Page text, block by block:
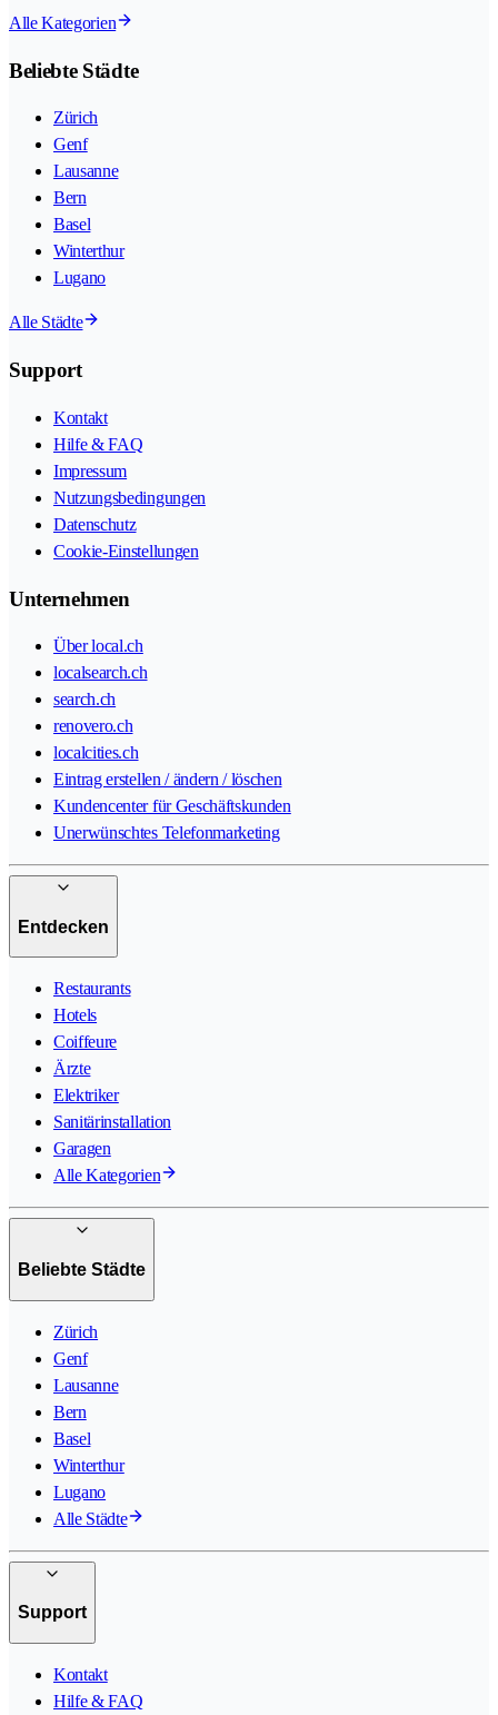
Alle Kategorien
Beliebte Städte
Zürich
Genf
Lausanne
Bern
Basel
Winterthur
Lugano
Alle Städte
Support
Kontakt
Hilfe & FAQ
Impressum
Nutzungsbedingungen
Datenschutz
Cookie-Einstellungen
Unternehmen
Über local.ch
localsearch.ch
search.ch
renovero.ch
localcities.ch
Eintrag erstellen / ändern / löschen
Kundencenter für Geschäftskunden
Unerwünschtes Telefonmarketing
Entdecken
Restaurants
Hotels
Coiffeure
Ärzte
Elektriker
Sanitärinstallation
Garagen
Alle Kategorien
Beliebte Städte
Zürich
Genf
Lausanne
Bern
Basel
Winterthur
Lugano
Alle Städte
Support
Kontakt
Hilfe & FAQ